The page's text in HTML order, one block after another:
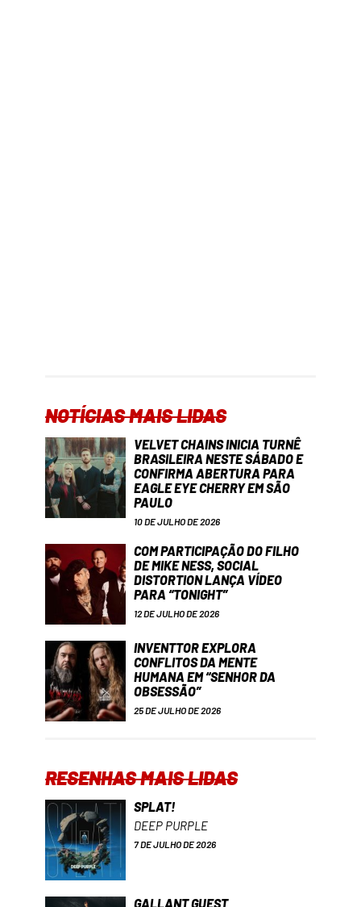
NOTÍCIAS MAIS LIDAS
VELVET CHAINS INICIA TURNÊ
BRASILEIRA NESTE SÁBADO E
CONFIRMA ABERTURA PARA
EAGLE EYE CHERRY EM SÃO
PAULO
10 DE JULHO DE 2026
COM PARTICIPAÇÃO DO FILHO
DE MIKE NESS, SOCIAL
DISTORTION LANÇA VÍDEO
PARA “TONIGHT”
12 DE JULHO DE 2026
INVENTTOR EXPLORA
CONFLITOS DA MENTE
HUMANA EM “SENHOR DA
OBSESSÃO”
25 DE JULHO DE 2026
RESENHAS MAIS LIDAS
SPLAT!
DEEP PURPLE
7 DE JULHO DE 2026
GALLANT GUEST